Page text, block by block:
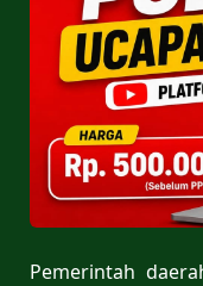
Pemerintah